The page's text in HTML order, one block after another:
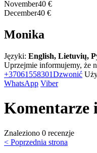
November40 €
December40 €
Monika
Języki: English, Lietuvių,
Uprzejmie informujemy, że
+37061558301Dzwonić
WhatsApp Viber
Komentarze
Znaleziono 0 recenzje
< Poprzednia strona